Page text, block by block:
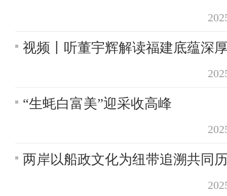
视频丨听董宇辉解读福建底蕴深
“生蚝白富美”迎采收高峰
两岸以船政文化为纽带追溯共同